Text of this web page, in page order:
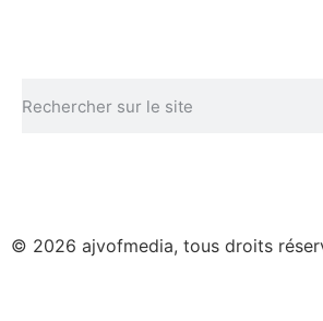
© 2026 ajvofmedia, tous droits